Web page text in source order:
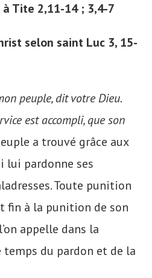
Tite 2,11-14 ; 3,4-7
selon saint Luc 3, 15-
peuple, dit votre Dieu.
est accompli, que son
a trouvé grâce aux
lui pardonne ses
Toute punition
fin à la punition de son
appelle dans la
du pardon et de la